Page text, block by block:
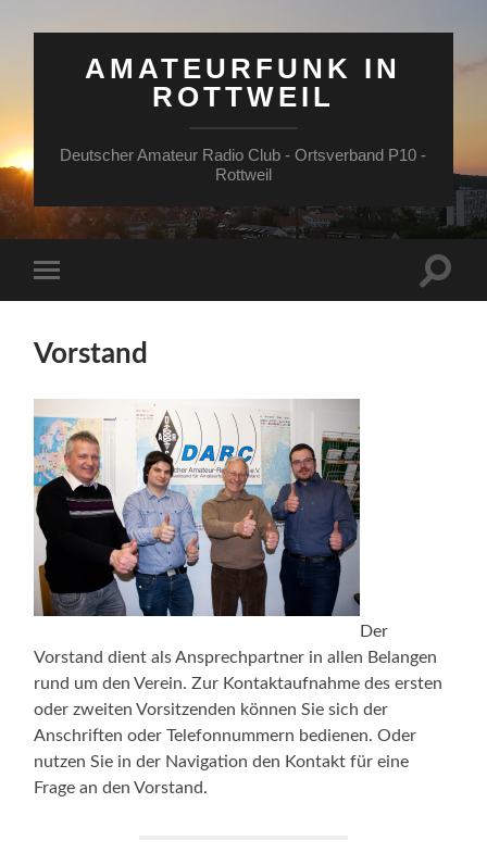
AMATEURFUNK IN
ROTTWEIL
Deutscher Amateur Radio Club - Ortsverband P10 -
Rottweil
Menü
Vorstand
Der
Vorstand dient als Ansprechpartner in allen Belangen
rund um den Verein. Zur Kontaktaufnahme des ersten
oder zweiten Vorsitzenden können Sie sich der
Anschriften oder Telefonnummern bedienen. Oder
nutzen Sie in der Navigation den Kontakt für eine
Frage an den Vorstand.